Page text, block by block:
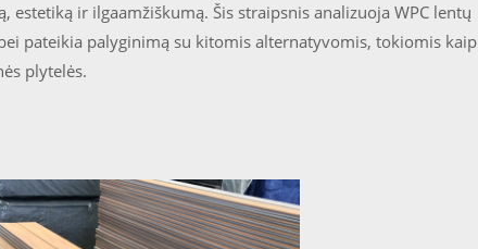
estetiką ir ilgaamžiškumą. Šis straipsnis analizuoja WPC lentų
pateikia palyginimą su kitomis alternatyvomis, tokiomis kaip
plytelės.